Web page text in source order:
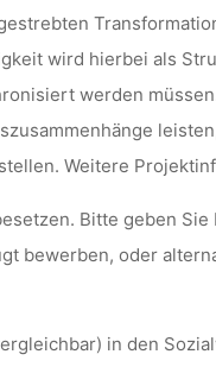
wird hierbei als
werden
Weitere
Bitte geben Sie
bewerben, oder
in den